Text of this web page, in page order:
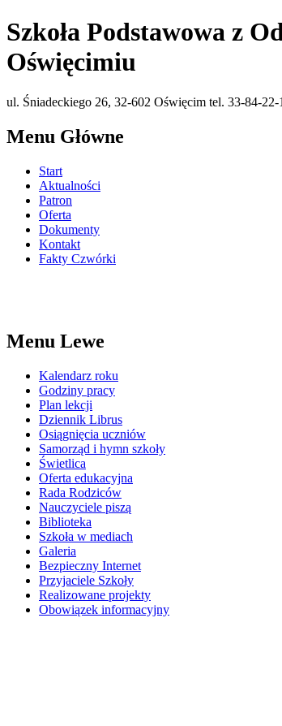
Szkoła Podstawowa z
Oświęcimiu
ul. Śniadeckiego 26, 32-602 Oświęcim tel. 33-84-
Menu Główne
Start
Aktualności
Patron
Oferta
Dokumenty
Kontakt
Fakty Czwórki
Menu Lewe
Kalendarz roku
Godziny pracy
Plan lekcji
Dziennik Librus
Osiągnięcia uczniów
Samorząd i hymn szkoły
Świetlica
Oferta edukacyjna
Rada Rodziców
Nauczyciele piszą
Biblioteka
Szkoła w mediach
Galeria
Bezpieczny Internet
Przyjaciele Szkoły
Realizowane projekty
Obowiązek informacyjny